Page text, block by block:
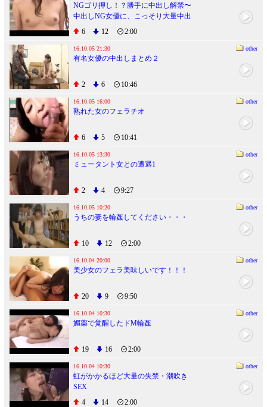
NGゴリ押し！？勝手に中出し解禁〜
中出しNG女優に、こっそり大量中出
ししちゃいました〜
6 12 2:00
16.10.05 21:30 other
有名女優の中出しまとめ２
2 6 10:46
16.10.05 16:00 other
熟れた女のフェラチオ
6 5 10:41
16.10.05 13:30 other
ミュータント女との遭遇1
2 4 9:27
16.10.05 10:20 other
うちの妻を輪姦してください・・・
10 12 2:00
16.10.04 20:00 other
美少女のフェラ美味しいです！！！
20 9 9:50
16.10.04 10:30 other
媚薬で覚醒したドM輪姦
19 16 2:00
16.10.04 10:30 other
虹がかかるほど大量の失禁・潮吹き
SEX
4
14 2:00